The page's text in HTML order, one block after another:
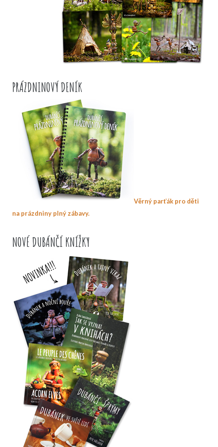
PRÁZDNINOVÝ DENÍK
Věrný parťák pro děti
na prázdniny plný zábavy.
NOVÉ DUBÁNČÍ KNÍŽKY